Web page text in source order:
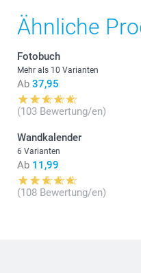
Ähnliche
Fotobuch
Mehr als 10 Varianten
Ab 37,95
(103 Bewertung/en)
Wandkalender
6 Varianten
Ab 11,99
(108 Bewertung/en)